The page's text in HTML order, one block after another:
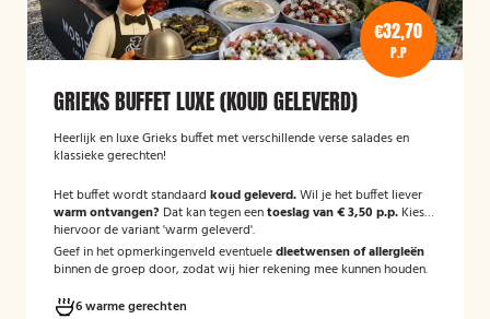
€32,70
P.P
GRIEKS BUFFET LUXE (KOUD GELEVERD)
Heerlijk en luxe Grieks buffet met verschillende verse salades en
klassieke gerechten!
Het buffet wordt standaard koud geleverd.Wil je het buffet liever
warm ontvangen? Dat kan tegen eentoeslag van € 3,50 p.p. Kies
hiervoor de variant 'warm geleverd'.
Geef in het opmerkingenveld eventueledieetwensen of allergieën
binnen de groep door, zodat wij hier rekening mee kunnen houden.
6 warme gerechten